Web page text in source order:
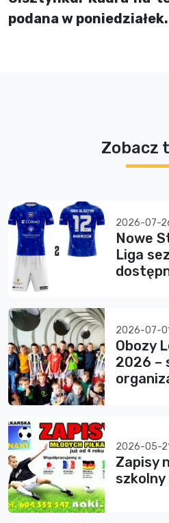
podana w poniedziałek.
Zobacz
2026-07-
Nowe
Liga
2026-07-
Obozy
2026 –
2026-05-
Zapisy